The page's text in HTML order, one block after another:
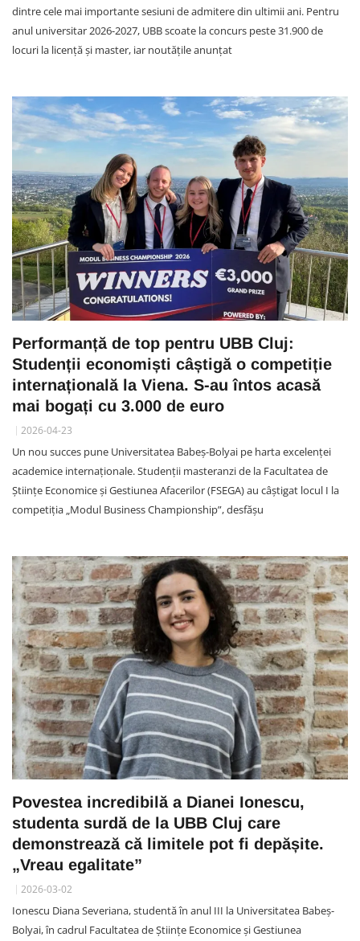
dintre cele mai importante sesiuni de admitere din ultimii ani. Pentru
anul universitar 2026-2027, UBB scoate la concurs peste 31.900 de
locuri la licență și master, iar noutățile anunțat
Performanță de top pentru UBB Cluj:
Studenții economiști câștigă o competiție
internațională la Viena. S-au întos acasă
mai bogați cu 3.000 de euro
2026-04-23
Un nou succes pune Universitatea Babeș-Bolyai pe harta excelenței
academice internaționale. Studenții masteranzi de la Facultatea de
Științe Economice și Gestiunea Afacerilor (FSEGA) au câștigat locul I la
competiția „Modul Business Championship”, desfășu
Povestea incredibilă a Dianei Ionescu,
studenta surdă de la UBB Cluj care
demonstrează că limitele pot fi depășite.
„Vreau egalitate”
2026-03-02
Ionescu Diana Severiana, studentă în anul III la Universitatea Babeș-
Bolyai, în cadrul Facultatea de Științe Economice și Gestiunea